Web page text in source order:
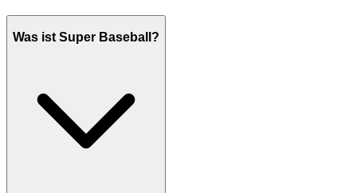
Was ist Super Baseball?